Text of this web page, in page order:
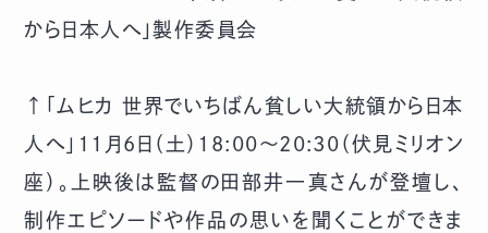
から日本人へ」製作委員会
↑「ムヒカ 世界でいちばん貧しい大統領から日本
人へ」11月6日（土）18:00～20:30（伏見ミリオン
座）。上映後は監督の田部井一真さんが登壇し、
制作エピソードや作品の思いを聞くことができま